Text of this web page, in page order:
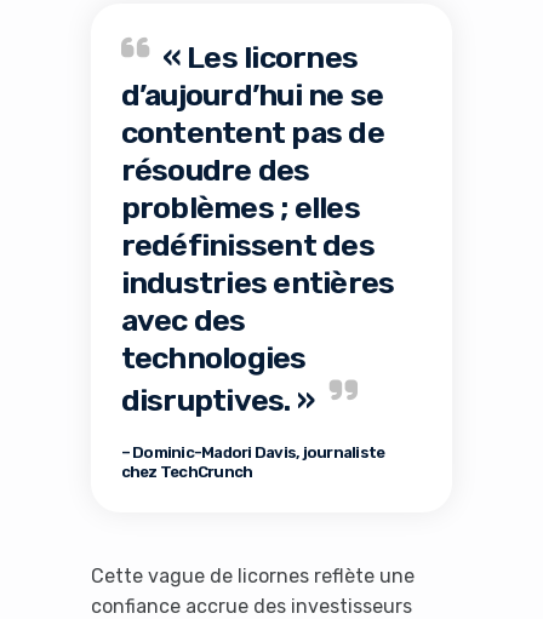
« Les licornes
d’aujourd’hui ne se
contentent pas de
résoudre des
problèmes ; elles
redéfinissent des
industries entières
avec des
technologies
disruptives. »
– Dominic-Madori Davis, journaliste
chez TechCrunch
Cette vague de licornes reflète une
confiance accrue des investisseurs